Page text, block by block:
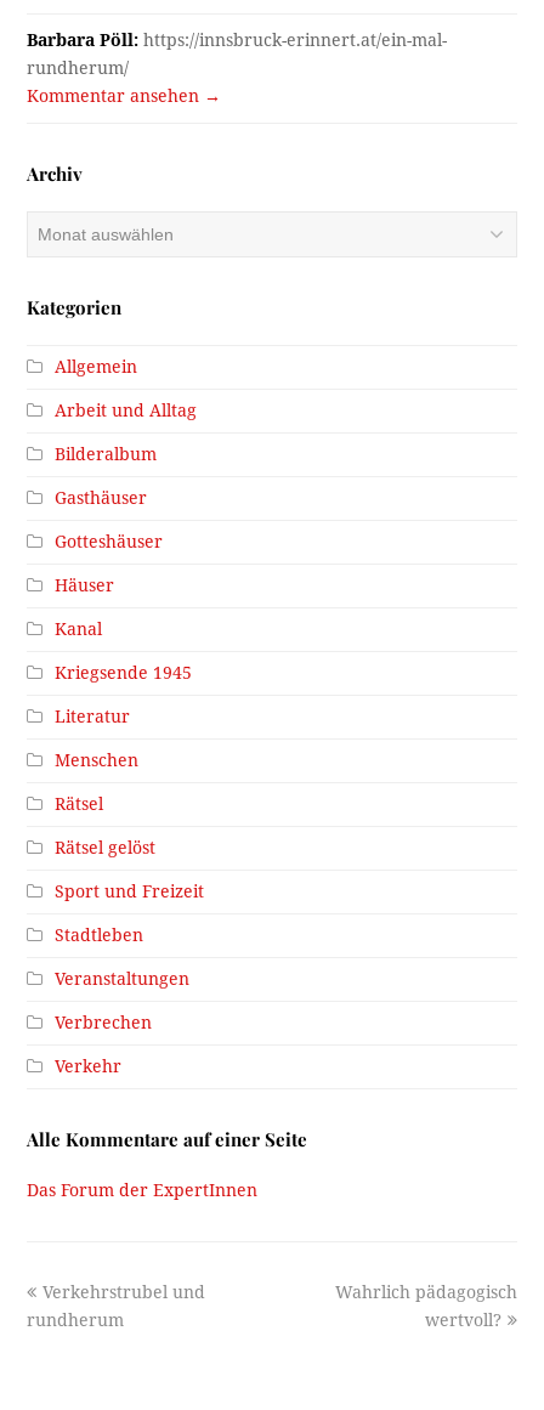
Barbara Pöll: https://innsbruck-erinnert.at/ein-mal-
rundherum/
Kommentar ansehen →
Archiv
Archiv
Kategorien
Allgemein
Arbeit und Alltag
Bilderalbum
Gasthäuser
Gotteshäuser
Häuser
Kanal
Kriegsende 1945
Literatur
Menschen
Rätsel
Rätsel gelöst
Sport und Freizeit
Stadtleben
Veranstaltungen
Verbrechen
Verkehr
Alle Kommentare auf einer Seite
Das Forum der ExpertInnen
previous
post:
Verkehrstrubel und
rundherum
next
Wahrlich pädagogisch
wertvoll?